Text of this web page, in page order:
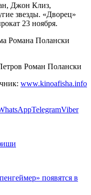
Джон Клиз,
звезды. «Дворец»
23 ноября.
Роман Полански
www.kinoafisha.info
TelegramViber
появятся в